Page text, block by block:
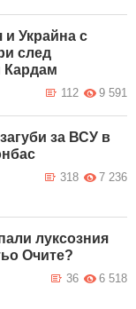
Украйна с
след
Кардам
9 591
112
за ВСУ в
7 236
318
луксозния
Очите?
6 518
36